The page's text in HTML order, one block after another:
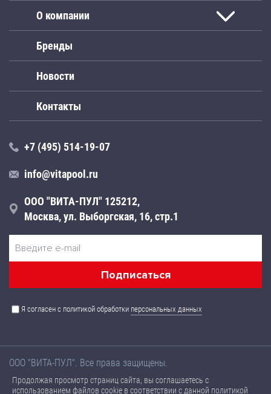
О компании
Бренды
Новости
Контакты
+7 (495) 514-19-07
info@vitapool.ru
ООО "ВИТА-ПУЛ" 125212,
Москва, ул. Выборгская, 16, стр.1
Я согласен с политикой обработки персональных данных
ООО "ВИТА-ПУЛ". Все права защищены.
Названия товаров, а также их технические характеристики,
размещенные на данном сайте, носят ознакомительный
Продолжая просмотр страниц сайта, вы соглашаетесь с
использованием файлов cookie в соответствии с данной политикой